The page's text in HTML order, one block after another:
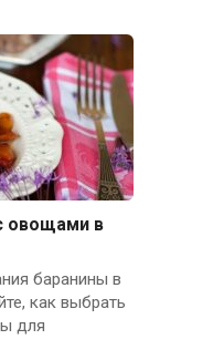
овощами в
баранины в
как выбрать
для